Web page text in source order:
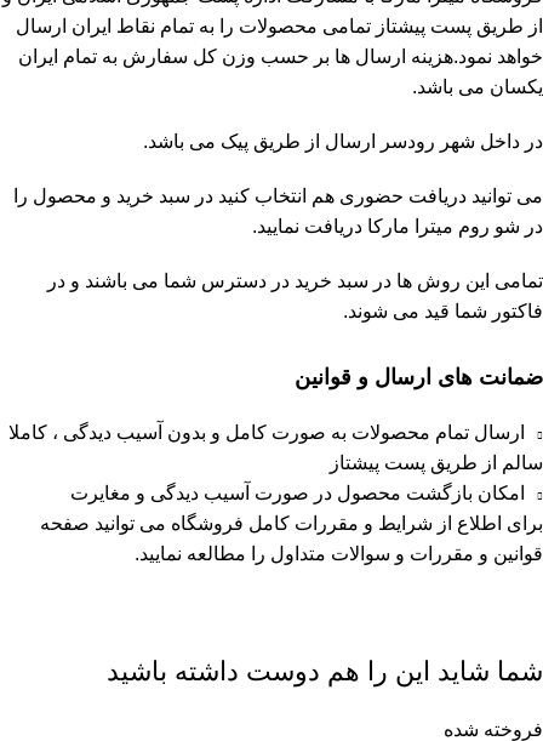
از طریق پست پیشتاز تمامی محصولات را به تمام نقاط ایران ارسال
خواهد نمود.هزینه ارسال ها بر حسب وزن کل سفارش به تمام ایران
یکسان می باشد.
در داخل شهر رودسر ارسال از طریق پیک می باشد.
می توانید دریافت حضوری هم انتخاب کنید در سبد خرید و محصول را
در شو روم میترا مارکا دریافت نمایید.
تمامی این روش ها در سبد خرید در دسترس شما می باشند و در
فاکتور شما قید می شوند.
ضمانت های ارسال و قوانین
ارسال تمام محصولات به صورت کامل و بدون آسیب دیدگی ، کاملا
سالم از طریق پست پیشتاز
امکان بازگشت محصول در صورت آسیب دیدگی و مغایرت
برای اطلاع از شرایط و مقررات کامل فروشگاه می توانید صفحه
قوانین و مقررات و سوالات متداول را مطالعه نمایید.
شما شاید این را هم دوست داشته باشید
فروخته شده